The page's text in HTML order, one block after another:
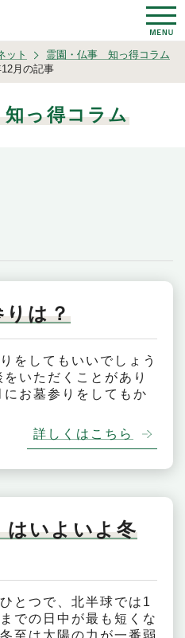
ット
霊園・仏事 知っ得コラム
月の記事
っ得コラム
りは？
をしてもいいでしょう
いただくことがあり
お墓参りをしてもか
詳しくはこちら
はいよいよ冬
とつで、北半球では1
での日中が最も短くな
至は太陽の力が一番弱